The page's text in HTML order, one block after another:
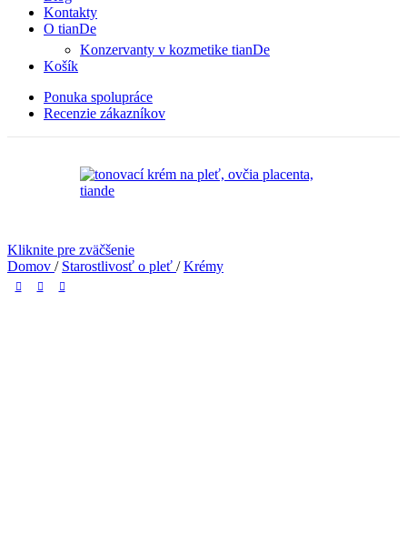
Kontakty
O tianDe
Konzervanty v kozmetike tianDe
Košík
Ponuka spolupráce
Recenzie zákazníkov
Kliknite pre zväčšenie
Domov / Starostlivosť o pleť / Krémy